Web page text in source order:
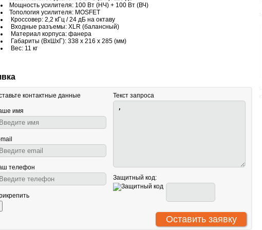
Мощность усилителя: 100 Вт (НЧ) + 100 Вт (ВЧ)
Топология усилителя: MOSFET
Кроссовер: 2,2 кГц / 24 дБ на октаву
Входные разъемы: XLR (балансный)
Материал корпуса: фанера
Габариты (ВхШхГ): 338 x 216 x 285 (мм)
Вес: 11 кг
контактные данные
имя
телефон
Текст запроса
Защитный код: